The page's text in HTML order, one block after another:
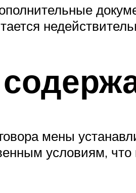
мены
условиям,